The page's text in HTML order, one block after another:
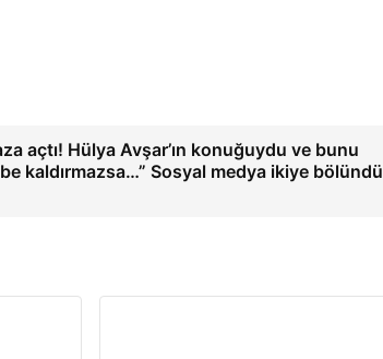
açtı! Hülya Avşar’ın konuğuydu ve bunu
kaldırmazsa…” Sosyal medya ikiye bölündü